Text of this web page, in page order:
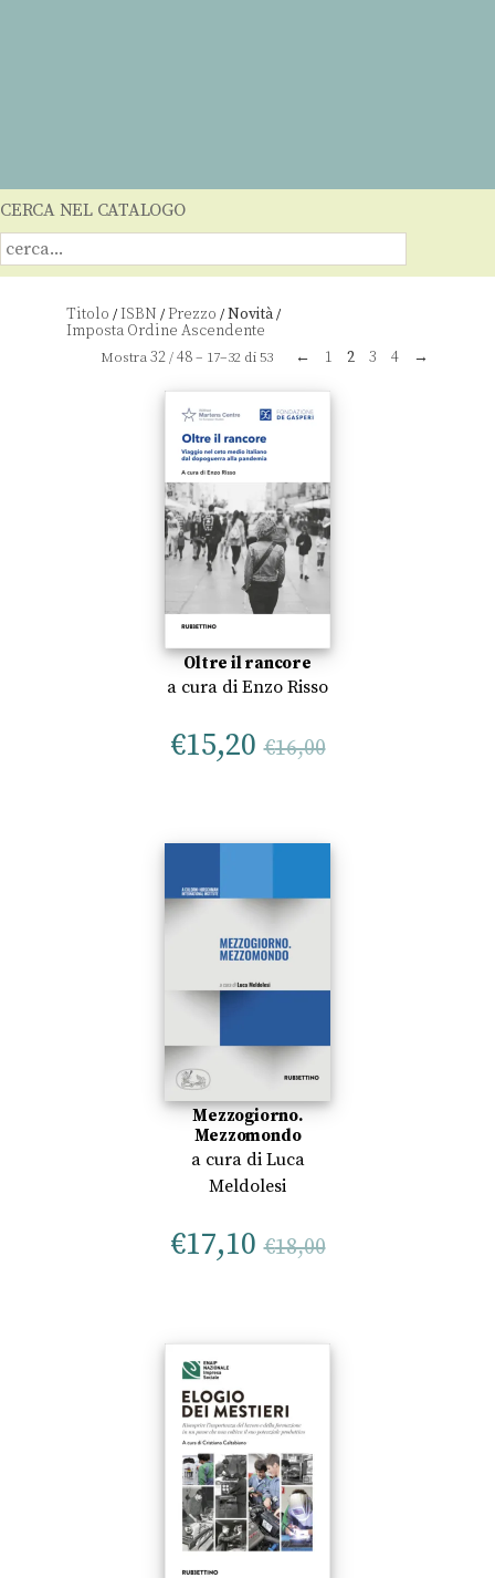
CERCA NEL CATALOGO
Titolo /ISBN /Prezzo /Novità/
Mostra32/48– 17–32 di 53 ← 1 2 3 4 →
Oltre il rancore
a cura di Enzo Risso
€15,20 €16,00
Mezzogiorno.
Mezzomondo
a cura di Luca
Meldolesi
€17,10 €18,00